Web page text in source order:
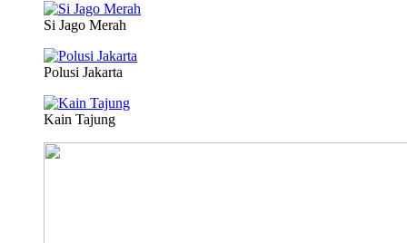
Si Jago Merah
Polusi Jakarta
Kain Tajung